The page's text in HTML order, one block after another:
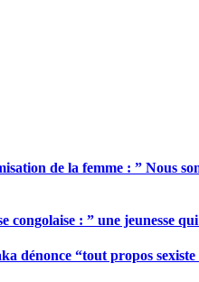
de la femme : ” Nous
congolaise : ” une jeunesse
dénonce “tout propos